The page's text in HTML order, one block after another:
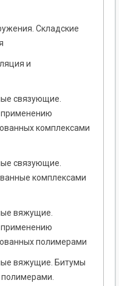
Складские
и
связующие.
применению
комплексами
связующие.
комплексами
вяжущие.
применению
полимерами
вяжущие. Битумы